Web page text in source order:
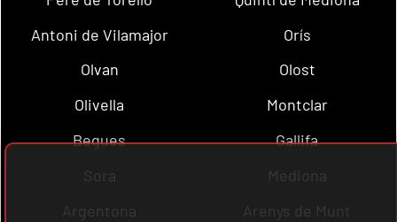
Antoni de Vilamajor
Orís
Olvan
Olost
Olivella
Montclar
Begues
Gallifa
Sora
Mediona
Argentona
Arenys de Munt